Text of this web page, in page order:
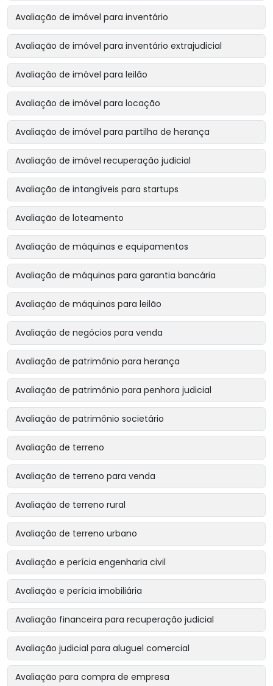
Avaliação de imóvel para inventário
Avaliação de imóvel para inventário extrajudicial
Avaliação de imóvel para leilão
Avaliação de imóvel para locação
Avaliação de imóvel para partilha de herança
Avaliação de imóvel recuperação judicial
Avaliação de intangíveis para startups
Avaliação de loteamento
Avaliação de máquinas e equipamentos
Avaliação de máquinas para garantia bancária
Avaliação de máquinas para leilão
Avaliação de negócios para venda
Avaliação de patrimônio para herança
Avaliação de patrimônio para penhora judicial
Avaliação de patrimônio societário
Avaliação de terreno
Avaliação de terreno para venda
Avaliação de terreno rural
Avaliação de terreno urbano
Avaliação e perícia engenharia civil
Avaliação e perícia imobiliária
Avaliação financeira para recuperação judicial
Avaliação judicial para aluguel comercial
Avaliação para compra de empresa